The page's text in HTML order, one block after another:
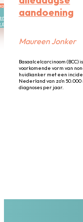
artikelaandoening
Maureen Jonker
Basaalcelcarcinoom (BCC)
voorkomende vorm van
huidkanker met een
Nederland van zo’n
diagnoses per jaar.